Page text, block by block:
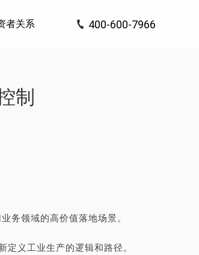
者关系 400-600-7966
制
务领域的高价值落地场景。
义工业生产的逻辑和路径。